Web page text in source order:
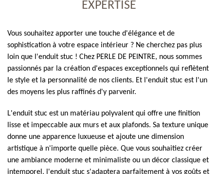
EXPERTISE
Vous souhaitez apporter une touche d'élégance et de
sophistication à votre espace intérieur ? Ne cherchez pas plus
loin que l'enduit stuc ! Chez PERLE DE PEINTRE, nous sommes
passionnés par la création d'espaces exceptionnels qui reflètent
le style et la personnalité de nos clients. Et l'enduit stuc est l'un
des moyens les plus raffinés d'y parvenir.
L'enduit stuc est un matériau polyvalent qui offre une finition
lisse et impeccable aux murs et aux plafonds. Sa texture unique
donne une apparence luxueuse et ajoute une dimension
artistique à n'importe quelle pièce. Que vous souhaitiez créer
une ambiance moderne et minimaliste ou un décor classique et
intemporel, l'enduit stuc s'adaptera parfaitement à vos goûts et